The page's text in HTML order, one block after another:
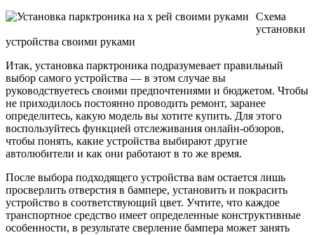
Схема
установки
устройства своими руками
Итак, установка парктроника подразумевает правильный
выбор самого устройства — в этом случае вы
руководствуетесь своими предпочтениями и бюджетом. Чтобы
не приходилось постоянно проводить ремонт, заранее
определитесь, какую модель вы хотите купить. Для этого
воспользуйтесь функцией отслеживания онлайн-обзоров,
чтобы понять, какие устройства выбирают другие
автолюбители и как они работают в то же время.
После выбора подходящего устройства вам остается лишь
просверлить отверстия в бампере, установить и покрасить
устройство в соответствующий цвет. Учтите, что каждое
транспортное средство имеет определенные конструктивные
особенности, в результате сверление бампера может занять